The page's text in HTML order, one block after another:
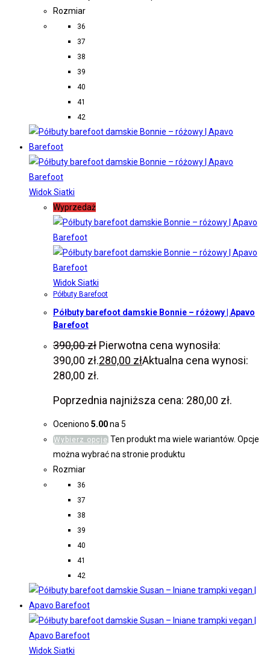
Rozmiar
36
37
38
39
40
41
42
Widok Siatki
Wyprzedaż
Widok Siatki
Półbuty Barefoot
Półbuty barefoot damskie Bonnie – różowy | Apavo
Barefoot
390,00zł Pierwotna cena wynosiła:
390,00 zł.280,00 złAktualna cena wynosi:
280,00 zł.
Poprzednia najniższa cena: 280,00 zł.
Oceniono 5.00na 5
Wybierz opcje Ten produkt ma wiele wariantów. Opcje
można wybrać na stronie produktu
Rozmiar
36
37
38
39
40
41
42
Widok Siatki